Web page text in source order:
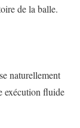
de la balle.
naturellement
exécution fluide